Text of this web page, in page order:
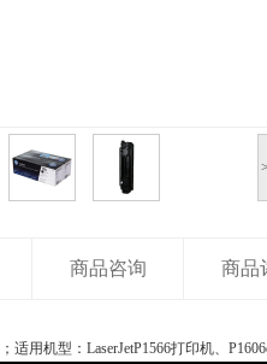
商品咨询 商品
适用机型：LaserJetP1566打印机、